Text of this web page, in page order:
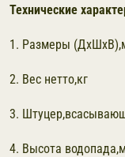
Технические
1. Размеры
2. Вес
3.
4. Высота